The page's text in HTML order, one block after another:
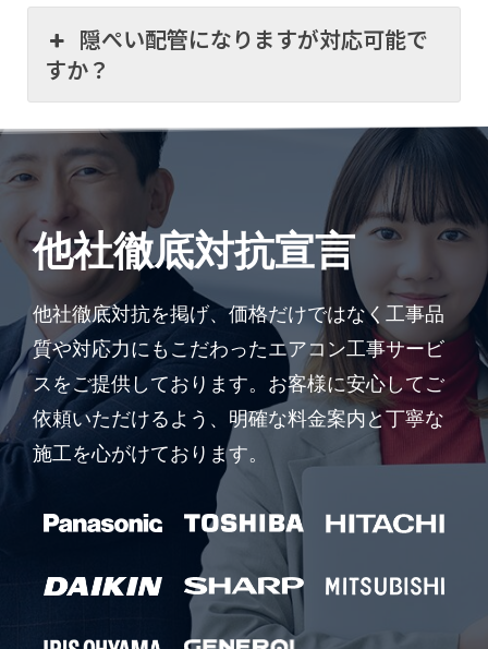
隠ぺい配管になりますが対応可能で
すか？
他社徹底対抗宣言
他社徹底対抗を掲げ、価格だけではなく工事品
質や対応力にもこだわったエアコン工事サービ
スをご提供しております。お客様に安心してご
依頼いただけるよう、明確な料金案内と丁寧な
施工を心がけております。